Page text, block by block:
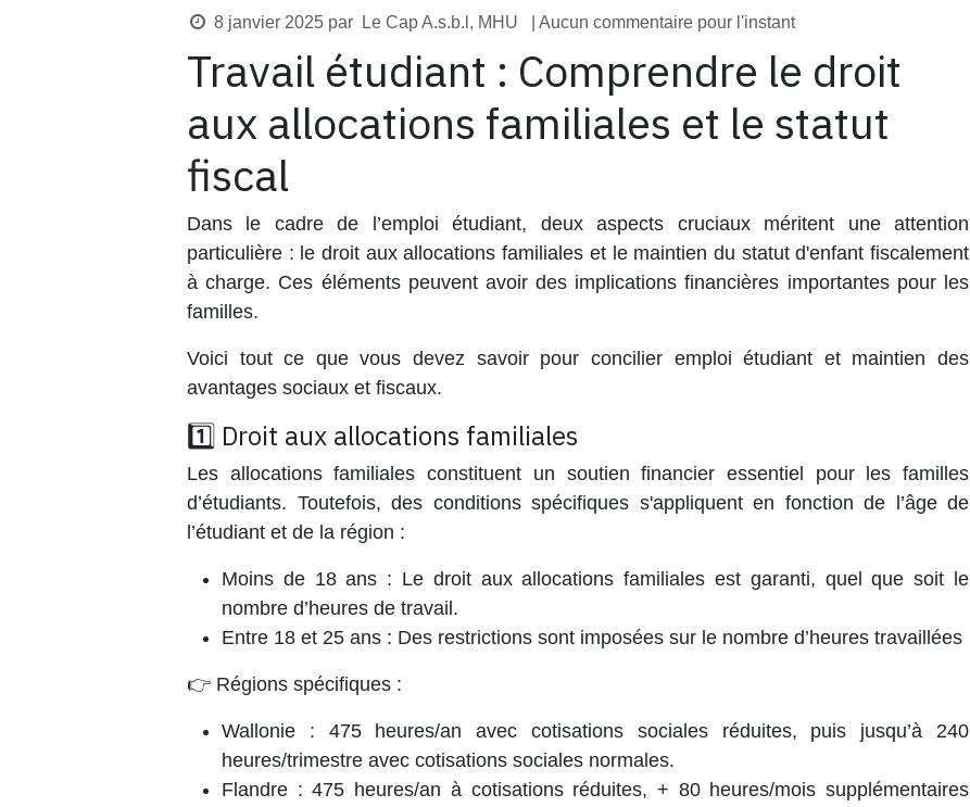
8 janvier 2025 par Le Cap A.s.b.l, MHU | Aucun commentaire pour l'instant
Travail étudiant : Comprendre le droit
aux allocations familiales et le statut
fiscal
Dans le cadre de l’emploi étudiant, deux aspects cruciaux méritent une attention
particulière : le droit auxallocations familiales et le maintien du statut d'enfant fiscalement
à charge. Ces éléments peuvent avoir des implications financières importantes pour les
familles.
Voici tout ce que vous devez savoir pour concilier emploi étudiant et maintien des
avantages sociaux et fiscaux.
1️⃣ Droit aux allocations familiales
Les allocations familiales constituent un soutien financier essentiel pour les familles
d’étudiants. Toutefois, des conditions spécifiques s'appliquent en fonction de l’âge de
l’étudiant et de la région :
Moins de 18 ans : Le droit aux allocations familiales est garanti, quel que soit le
nombre d’heures de travail.
Entre 18 et 25 ans : Des restrictions sont imposées sur le nombre d’heures travaillées
👉 Régions spécifiques :
Wallonie : 475 heures/an avec cotisations sociales réduites, puis jusqu’à 240
heures/trimestre avec cotisations sociales normales.
Flandre : 475 heures/an à cotisations réduites, + 80 heures/mois supplémentaires